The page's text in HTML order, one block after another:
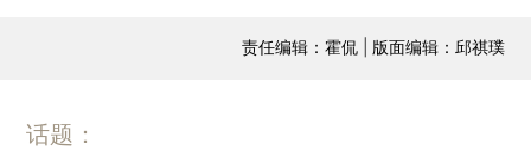
责任编辑：霍侃 | 版面编辑：邱祺璞
话题：